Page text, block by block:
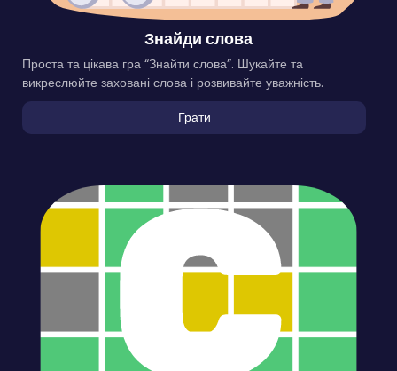
Знайди слова
Проста та цікава гра “Знайти слова”. Шукайте та
викреслюйте заховані слова і розвивайте уважність.
Грати